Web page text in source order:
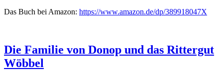
Das Buch bei Amazon: https://www.amazon.de/dp/389918047X
Die Familie von Donop und das Rittergut
Wöbbel